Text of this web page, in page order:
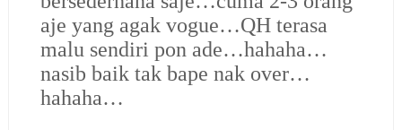
aje yang agak vogue…QH terasa
malu sendiri pon ade…hahaha…
nasib baik tak bape nak over…
hahaha…